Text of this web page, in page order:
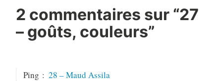
2 commentaires sur “27
– goûts, couleurs”
Ping : 28 – Maud Assila